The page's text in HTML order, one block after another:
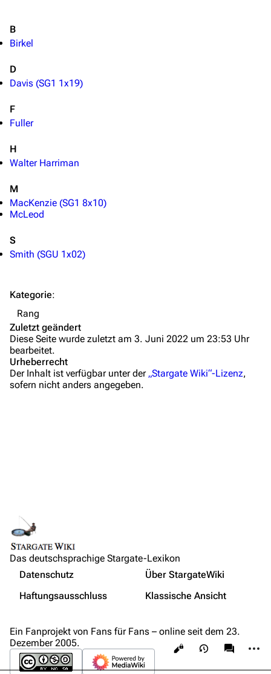
Zeitleiste
FAQ
Administrations-Übersicht
Vandalismus melden
IRC-Channel
Als PDF herunterladen
Druckversion
Nicht angemeldet
Änderungen vornehmen.
Wer ist online?
Anmelden
Ansichten
Links auf diese Seite
Änderungen an verlinkten Seiten
Seiten­­informationen
B
Birkel
D
Davis (SG1 1x19)
F
Fuller
H
Walter Harriman
M
MacKenzie (SG1 8x10)
McLeod
S
Smith (SGU 1x02)
Kategorie:
Rang
Zuletzt geändert
Diese Seite wurde zuletzt am 3. Juni 2022 um 23:53 Uhr
bearbeitet.
Urheberrecht
Der Inhalt ist verfügbar unter der „Stargate Wiki“-Lizenz,
sofern nicht anders angegeben.
Das deutschsprachige Stargate-Lexikon
Datenschutz
Über StargateWiki
Haftungsausschluss
Klassische Ansicht
Ein Fanprojekt von Fans für Fans – online seit dem 23.
Dezember 2005.